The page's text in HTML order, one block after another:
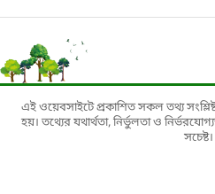
এই ওয়েবসাইটে প্রকাশিত সকল তথ্য
হয়। তথ্যের যথার্থতা, নির্ভুলতা ও
সচেষ্ট।